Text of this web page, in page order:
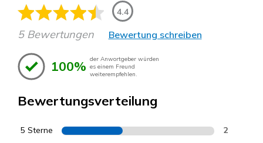
4.4
5 Bewertungen Bewertung schreiben
100% der Anwortgeber würden
es einem Freund
weiterempfehlen.
Bewertungsverteilung
5 Sterne 2